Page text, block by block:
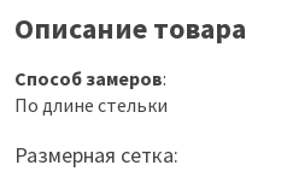
Описание товара
Способ замеров:
По длине стельки
Размерная сетка: